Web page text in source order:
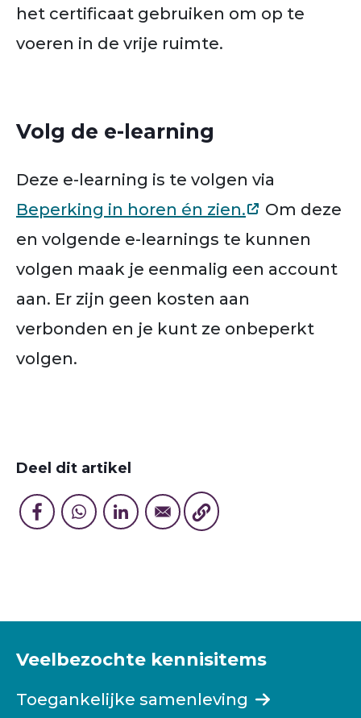
het certificaat gebruiken om op te
voeren in de vrije ruimte.
Volg de e-learning
Deze e-learning is te volgen via
Beperking in horen én zien.
Om deze
en volgende e-learnings te kunnen
volgen maak je eenmalig een account
aan. Er zijn geen kosten aan
verbonden en je kunt ze onbeperkt
volgen.
Deel dit artikel
Veelbezochte kennisitems
Toegankelijke samenleving